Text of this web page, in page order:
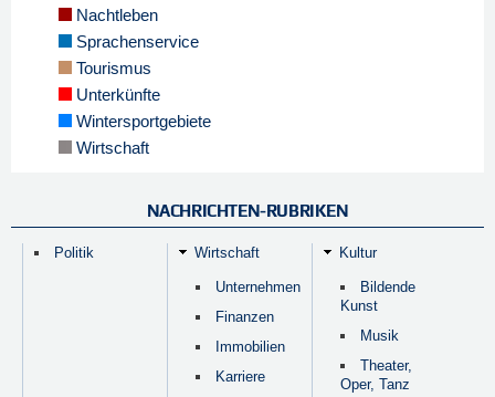
Nachtleben
Sprachenservice
Tourismus
Unterkünfte
Wintersportgebiete
Wirtschaft
NACHRICHTEN-RUBRIKEN
Politik Wirtschaft
Unternehmen
Finanzen
Immobilien
Karriere
Kultur
Bildende
Kunst
Musik
Theater,
Oper, Tanz